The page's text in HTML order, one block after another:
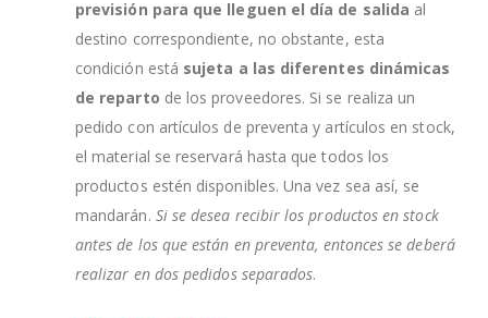
previsión para que lleguen el día de salida al
destino correspondiente, no obstante, esta
condición está sujeta a las diferentes dinámicas
de reparto de los proveedores. Si se realiza un
pedido con artículos de preventa y artículos en stock,
el material se reservará hasta que todos los
productos estén disponibles. Una vez sea así, se
mandarán. Si se desea recibir los productos en stock
antes de los que están en preventa, entonces se deberá
realizar en dos pedidos separados.